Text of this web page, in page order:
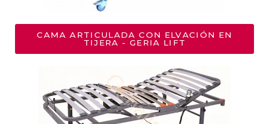
CAMA ARTICULADA CON ELVACIÓN EN
TIJERA - GERIA LIFT